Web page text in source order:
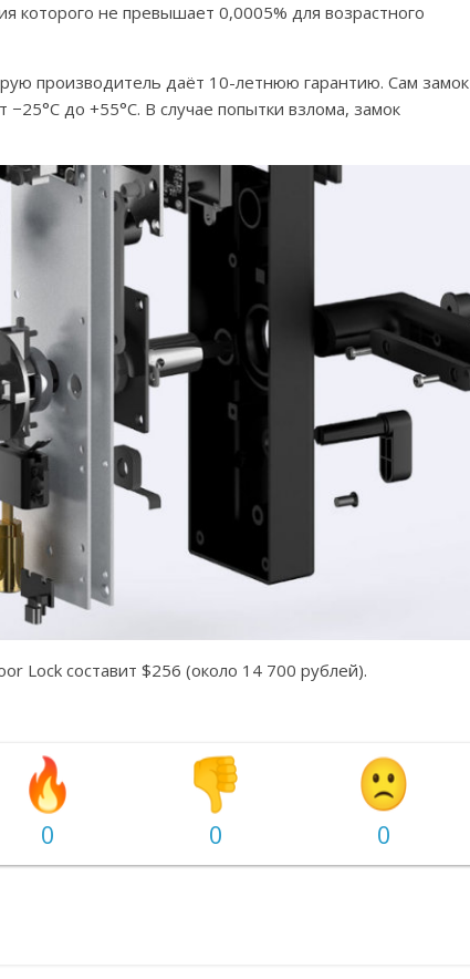
которого не превышает 0,0005% для возрастного
производитель даёт 10-летнюю гарантию. Сам замок
−25°С до +55°С. В случае попытки взлома, замок
Lock составит $256 (около 14 700 рублей).
0 0 0